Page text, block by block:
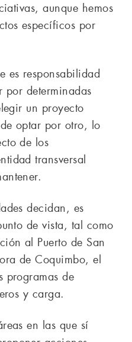
aunque hemos
específicos por
es responsabilidad
por determinadas
un proyecto
optar por otro, lo
de los
transversal
decidan, es
de vista, tal como
al Puerto de San
de Coquimbo, el
programas de
y carga.
en las que sí